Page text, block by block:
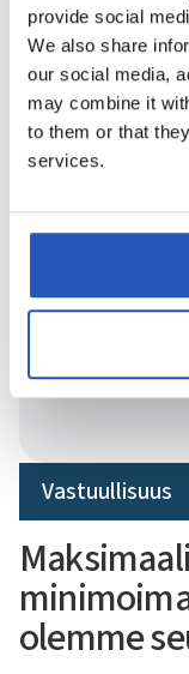
provide social
We also share
our social media,
may combine it
to them or that
services.
Innovatiivisia
Vastuullisuus
olemme